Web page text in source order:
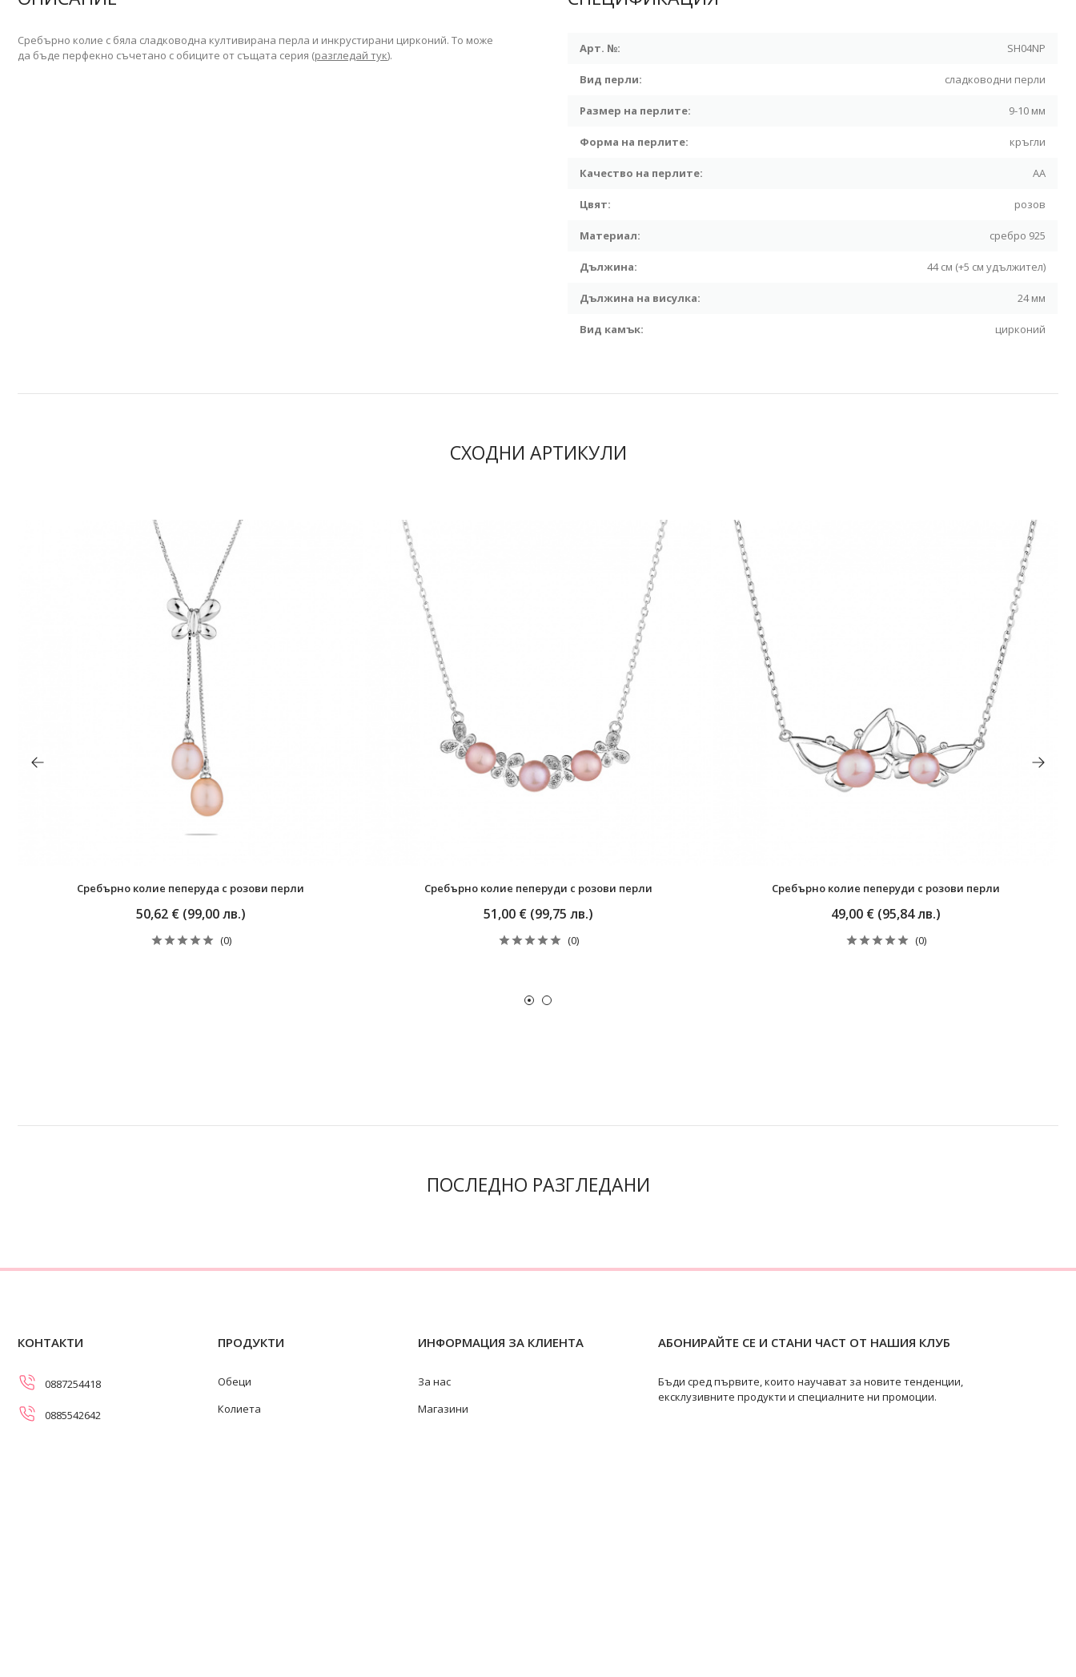
Сребърно колие с бяла сладководна култивирана перла и инкрустирани цирконий. То може
да бъде перфекно съчетано с обиците от същата серия (разгледай тук). Арт. №: SH04NP
Вид перли: сладководни перли
Размер на перлите: 9-10 мм
Форма на перлите: кръгли
Качество на перлите: АА
Цвят: розов
Материал: сребро 925
Дължина: 44 см (+5 см удължител)
Дължина на висулка: 24 мм
Вид камък: цирконий
СХОДНИ АРТИКУЛИ
Сребърно колие пеперуда с розови перли
50,62 € (99,00 лв.)
(0)
Сребърно колие пеперуди с розови перли
51,00 € (99,75 лв.)
(0)
Сребърно колие пеперуди с розови перли
49,00 € (95,84 лв.)
(0)
ПОСЛЕДНО РАЗГЛЕДАНИ
КОНТАКТИ
0887254418
0885542642
ПРОДУКТИ
Обеци
Колиета
ИНФОРМАЦИЯ ЗА КЛИЕНТА
За нас
Магазини
АБОНИРАЙТЕ СЕ И СТАНИ ЧАСТ ОТ НАШИЯ КЛУБ
Бъди сред първите, които научават за новите тенденции,
ексклузивните продукти и специалните ни промоции.